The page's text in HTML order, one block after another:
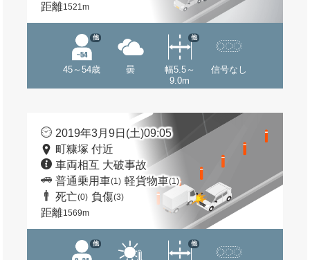
距離1521m
45～54歳
他
曇
幅5.5～
9.0m
他
信号なし
2019年3月9日(土)09:05
町糠塚 付近
車両相互 大破事故
普通乗用車(1) 軽貨物車(1)
死亡(0) 負傷(3)
距離1569m
他 他